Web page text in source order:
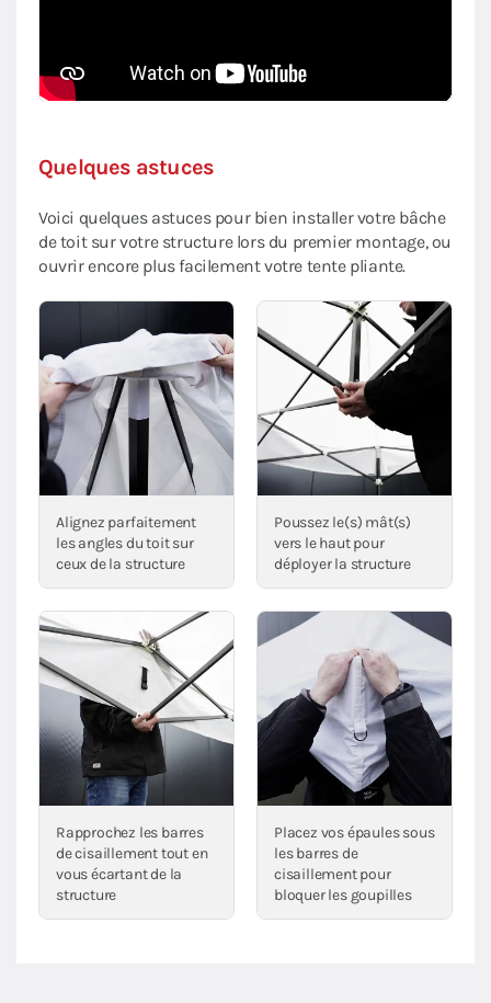
Quelques astuces
Voici quelques astuces pour bien installer votre bâche
de toit sur votre structure lors du premier montage, ou
ouvrir encore plus facilement votre tente pliante.
Alignez parfaitement
les angles du toit sur
ceux de la structure
Poussez le(s) mât(s)
vers le haut pour
déployer la structure
Rapprochez les barres
de cisaillement tout en
vous écartant de la
structure
Placez vos épaules sous
les barres de
cisaillement pour
bloquer les goupilles